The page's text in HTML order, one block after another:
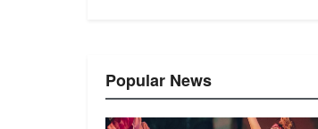
Popular News